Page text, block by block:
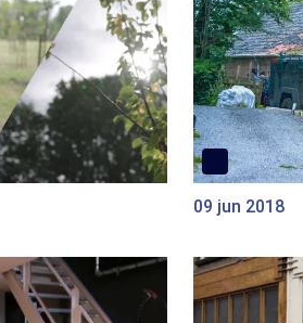
09 jun 2018